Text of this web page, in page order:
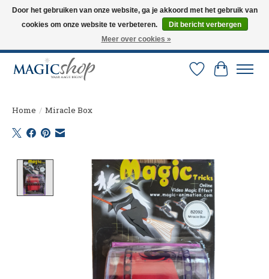
Altijd de nieuwste trucs op voorraad. Snelle verzending via PostNL en DHL.
Langskomen in onze winkel? Bel of mail om een afspraak te maken. 0251-
Verlanglijst
Home / Miracle Box
Product image slideshow Items
Door het gebruiken van onze website, ga je akkoord met het gebruik van
cookies om onze website te verbeteren.
Dit bericht verbergen
Meer over cookies »